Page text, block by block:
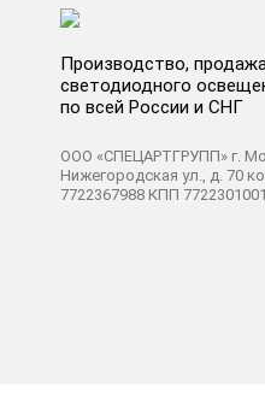
Производство,
светодиодного
по всей России и СНГ
ООО «СПЕЦАРТГРУПП» г.
Нижегородская ул., д. 70
7722367988 КПП 7722301001